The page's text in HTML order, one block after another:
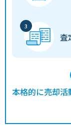
査
本格的に売却